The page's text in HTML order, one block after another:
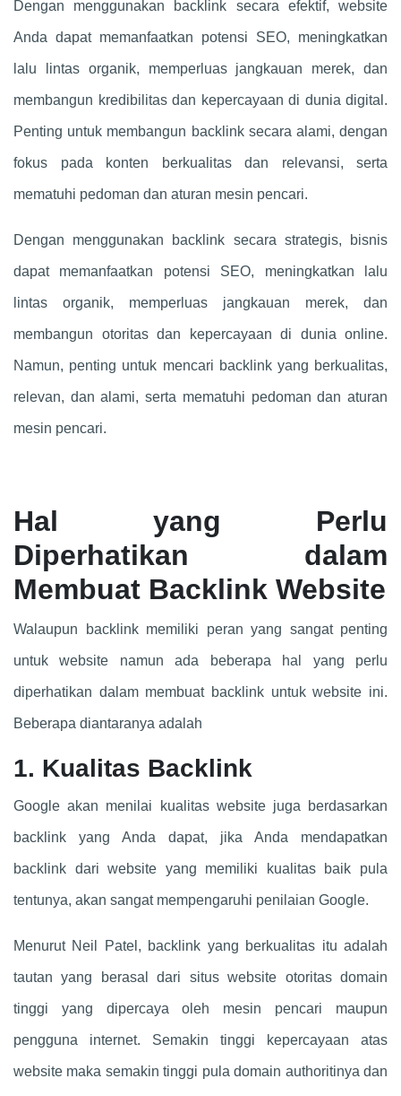
Dengan menggunakan backlink secara efektif, website
Anda dapat memanfaatkan potensi SEO, meningkatkan
lalu lintas organik, memperluas jangkauan merek, dan
membangun kredibilitas dan kepercayaan di dunia digital.
Penting untuk membangun backlink secara alami, dengan
fokus pada konten berkualitas dan relevansi, serta
mematuhi pedoman dan aturan mesin pencari.
Dengan menggunakan backlink secara strategis, bisnis
dapat memanfaatkan potensi SEO, meningkatkan lalu
lintas organik, memperluas jangkauan merek, dan
membangun otoritas dan kepercayaan di dunia online.
Namun, penting untuk mencari backlink yang berkualitas,
relevan, dan alami, serta mematuhi pedoman dan aturan
mesin pencari.
Hal yang Perlu
Diperhatikan dalam
Membuat Backlink Website
Walaupun backlink memiliki peran yang sangat penting
untuk website namun ada beberapa hal yang perlu
diperhatikan dalam membuat backlink untuk website ini.
Beberapa diantaranya adalah
1. Kualitas Backlink
Google akan menilai kualitas website juga berdasarkan
backlink yang Anda dapat, jika Anda mendapatkan
backlink dari website yang memiliki kualitas baik pula
tentunya, akan sangat mempengaruhi penilaian Google.
Menurut Neil Patel, backlink yang berkualitas itu adalah
tautan yang berasal dari situs website otoritas domain
tinggi yang dipercaya oleh mesin pencari maupun
pengguna internet. Semakin tinggi kepercayaan atas
website maka semakin tinggi pula domain authoritinya dan